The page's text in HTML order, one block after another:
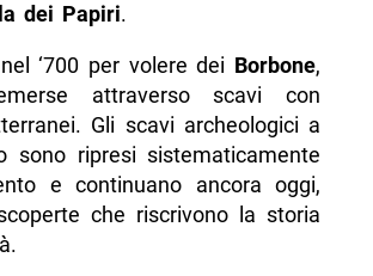
Ercolano sono adatti ai bambini?
all’interno degli Scavi?
è accessibile ai disabili?
i reperti della Villa dei
dei Papiri.
‘700 per volere dei Borbone,
attraverso scavi con
Gli scavi archeologici a
sono ripresi sistematicamente
e continuano ancora oggi,
che riscrivono la storia